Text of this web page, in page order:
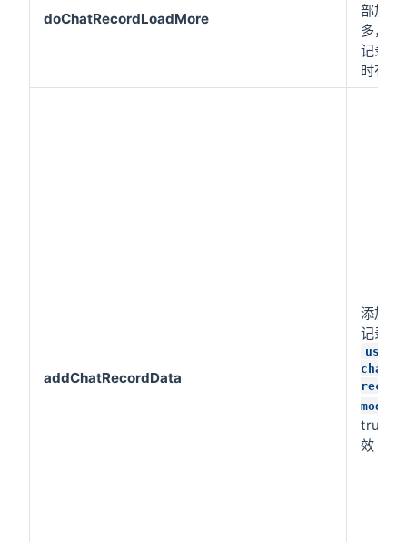
doChatRecordLoadMore
部加载
多，聊
记录模
时有效
addChatRecordData
添加聊
记录，
use-
chat-
mode
true时
效